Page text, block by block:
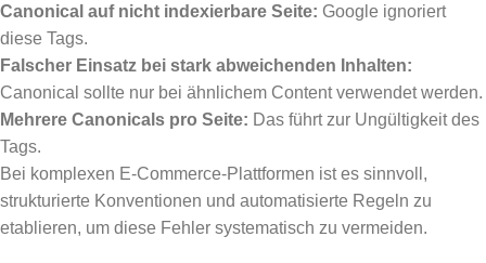
Canonical auf nicht indexierbare Seite: Google ignoriert
diese Tags.
Falscher Einsatz bei stark abweichenden Inhalten:
Canonical sollte nur bei ähnlichem Content verwendet werden.
Mehrere Canonicals pro Seite: Das führt zur Ungültigkeit des
Tags.
Bei komplexen E-Commerce-Plattformen ist es sinnvoll,
strukturierte Konventionen und automatisierte Regeln zu
etablieren, um diese Fehler systematisch zu vermeiden.